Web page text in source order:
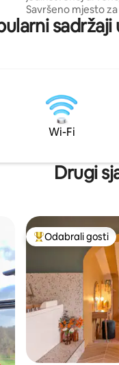
je
Savršeno mjesto
svakodnevnice i
trenutka kao par❤️. Nakon što parkirate
Terasa -
Reverzibilni klima-uređaj - Tuš
poda - bračni
Wi-Fi
Drugi
gosti”
Među najviše
Odabrali gosti